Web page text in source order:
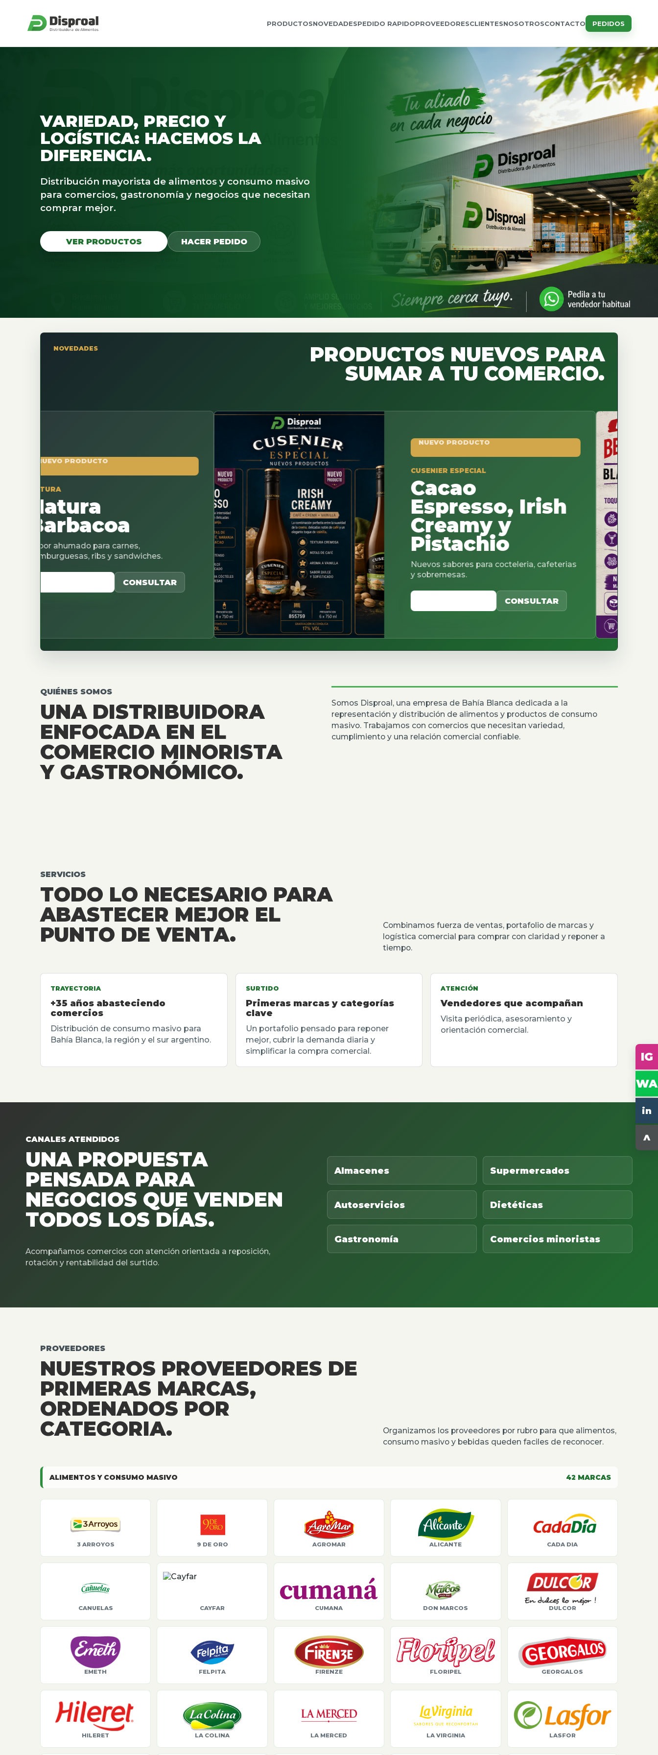
PRODUCTOSNOVEDADESPEDIDO RAPIDOPROVEEDORESCLIENTESNOSOTROSCONTACTO PEDIDOS
VARIEDAD, PRECIO Y
LOGÍSTICA: HACEMOS LA
DIFERENCIA.
Distribución mayorista de alimentos y consumo masivo
para comercios, gastronomía y negocios que necesitan
comprar mejor.
VER PRODUCTOS HACER PEDIDO
NOVEDADES PRODUCTOS NUEVOS PARA
SUMAR A TU COMERCIO.
PRODUCTO
para carnes,
ribs y sandwiches.
NUEVO PRODUCTO
CUSENIER ESPECIAL
Cacao
Espresso, Irish
Creamy y
Pistachio
Nuevos sabores para cocteleria, cafeterias
y sobremesas.
VER CATALOGO
QUIÉNES SOMOS
UNA DISTRIBUIDORA
ENFOCADA EN EL
COMERCIO MINORISTA
Y GASTRONÓMICO.
Somos Disproal, una empresa de Bahía Blanca dedicada a la
representación y distribución de alimentos y productos de consumo
masivo. Trabajamos con comercios que necesitan variedad,
cumplimiento y una relación comercial confiable.
SERVICIOS
TODO LO NECESARIO PARA
ABASTECER MEJOR EL
PUNTO DE VENTA.
Combinamos fuerza de ventas, portafolio de marcas y
logística comercial para comprar con claridad y reponer a
tiempo.
TRAYECTORIA
+35 años abasteciendo
comercios
Distribución de consumo masivo para
Bahía Blanca, la región y el sur argentino.
SURTIDO
Primeras marcas y categorías
clave
Un portafolio pensado para reponer
mejor, cubrir la demanda diaria y
simplificar la compra comercial.
ATENCIÓN
Vendedores que acompañan
Visita periódica, asesoramiento y
orientación comercial.
CANALES ATENDIDOS
UNA PROPUESTA
PENSADA PARA
NEGOCIOS QUE VENDEN
TODOS LOS DÍAS.
Acompañamos comercios con atención orientada a reposición,
rotación y rentabilidad del surtido.
Almacenes Supermercados
Autoservicios Dietéticas
Gastronomía Comercios minoristas
PROVEEDORES
NUESTROS PROVEEDORES DE
PRIMERAS MARCAS,
ORDENADOS POR
CATEGORIA.
Organizamos los proveedores por rubro para que alimentos,
consumo masivo y bebidas queden faciles de reconocer.
ALIMENTOS Y CONSUMO MASIVO 42 MARCAS
3 ARROYOS 9 DE ORO AGROMAR ALICANTE CADA DIA
CANUELAS CAYFAR CUMANA DON MARCOS DULCOR
EMETH FELPITA FIRENZE FLORIPEL GEORGALOS
HILERET LA COLINA LA MERCED LA VIRGINIA LASFOR
IG
WA
in
^